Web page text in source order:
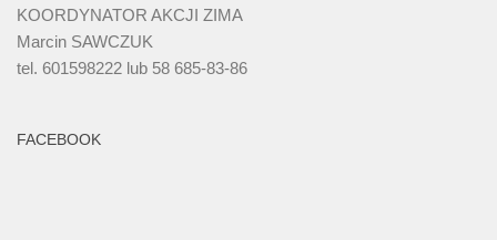
KOORDYNATOR AKCJI ZIMA
Marcin SAWCZUK
tel. 601598222 lub 58 685-83-86
FACEBOOK